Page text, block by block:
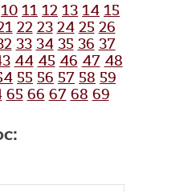
10 11 12 13 14 15
22 23 24 25 26
33 34 35 36 37
44 45 46 47 48
55 56 57 58 59
65 66 67 68 69